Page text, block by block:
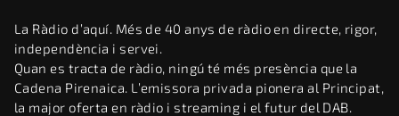
La Ràdio d’aquí. Més de 40 anys de ràdio en directe, rigor,
independència i servei.
Quan es tracta de ràdio, ningú té més presència que la
Cadena Pirenaica. L’emissora privada pionera al Principat,
la major oferta en ràdio i streaming i el futur del DAB.